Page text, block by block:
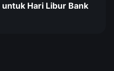
Hari Libur Bank